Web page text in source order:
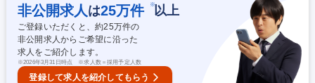
対策■内定後のフォロー等 ※月間の面談数は目安30～50名程度。 【キャ
リアプラン】転職支援アドバイザーとして活躍した後も様々な業務にチャ
レンジできます◎例:マネージャー業務（予実管理/業務設計/課題分析と営
業戦略の策定等）新規事業開発（事業計画の策定/検証/管理）等 募集職種
港区【キャリアアドバイザー】フレックスで柔軟な働き方★未経験歓迎
非公開求人 は25万件 ※以上
ご登録いただくと、約25万件の
非公開求人からご希望に沿った
求人をご紹介します。
※2026年3月31日時点 ※求人数＝採用予定人数
登録して求人を紹介してもらう